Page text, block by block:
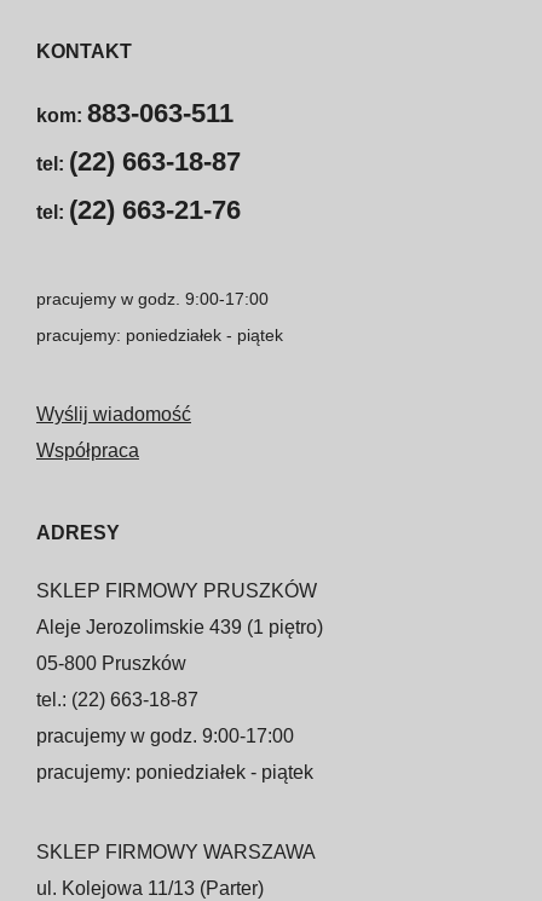
KONTAKT
kom: 883-063-511
tel: (22) 663-18-87
tel: (22) 663-21-76
pracujemy w godz. 9:00-17:00
pracujemy: poniedziałek - piątek
Wyślij wiadomość
Współpraca
ADRESY
SKLEP FIRMOWY PRUSZKÓW
Aleje Jerozolimskie 439 (1 piętro)
05-800 Pruszków
tel.: (22) 663-18-87
pracujemy w godz. 9:00-17:00
pracujemy: poniedziałek - piątek
SKLEP FIRMOWY WARSZAWA
ul. Kolejowa 11/13 (Parter)